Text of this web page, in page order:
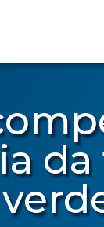
da